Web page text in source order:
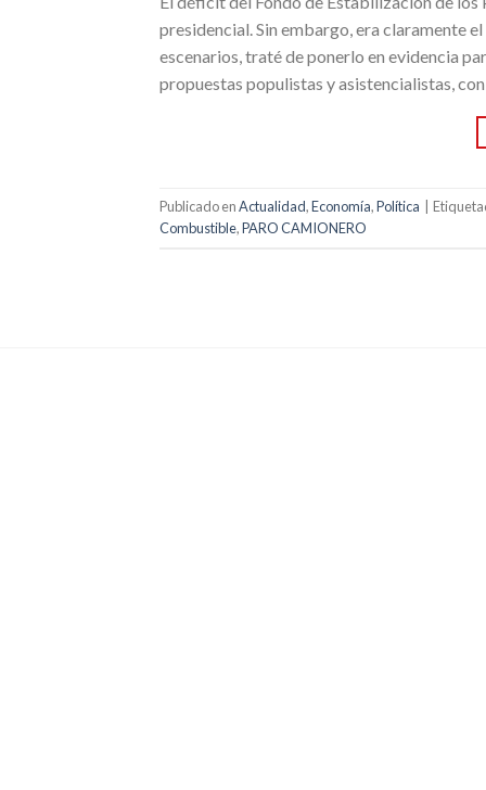
presidencial. Sin embargo, era claramente
escenarios, traté de ponerlo en evidencia
propuestas populistas y asistencialistas,
Publicado enActualidad,Economía,Política
Combustible,PARO CAMIONERO